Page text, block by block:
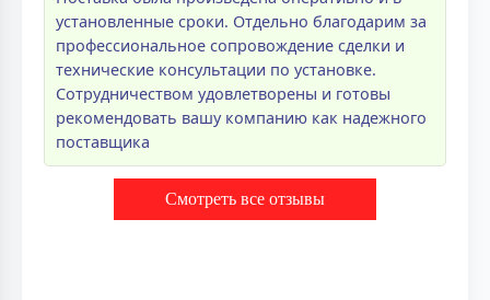
установленные сроки. Отдельно благодарим за
профессиональное сопровождение сделки и
технические консультации по установке.
Сотрудничеством удовлетворены и готовы
рекомендовать вашу компанию как надежного
поставщика
Смотреть все отзывы